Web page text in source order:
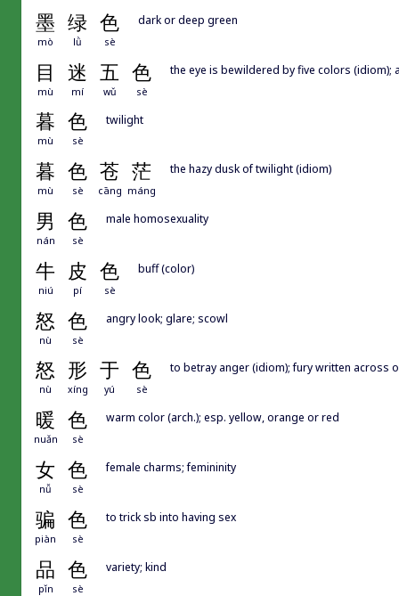
墨 绿 色
mò lǜ sè
dark or deep green
目 迷 五 色
mù mí wǔ sè
the eye is bewildered by five colors (idiom);
暮 色
mù sè
twilight
暮 色 苍 茫
mù sè cāng máng
the hazy dusk of twilight (idiom)
男 色
nán sè
male homosexuality
牛 皮 色
niú pí sè
buff (color)
怒 色
nù sè
angry look; glare; scowl
怒 形 于 色
nù xíng yú sè
to betray anger (idiom); fury written across
暖 色
nuǎn sè
warm color (arch.); esp. yellow, orange or red
女 色
nǚ sè
female charms; femininity
骗 色
piàn sè
to trick sb into having sex
品 色
pǐn sè
variety; kind